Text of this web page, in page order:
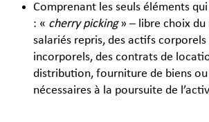
Comprenant les seuls éléments
: « cherry picking» – libre choix du
salariés repris, des actifs
incorporels, des contrats de
distribution, fourniture de biens ou
nécessaires à la poursuite de